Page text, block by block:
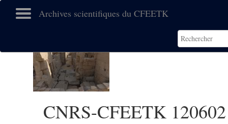
Archives scientifiques du CFEETK
CNRS-CFEETK 120602